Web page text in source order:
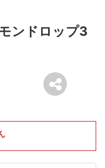
ンドロップ3